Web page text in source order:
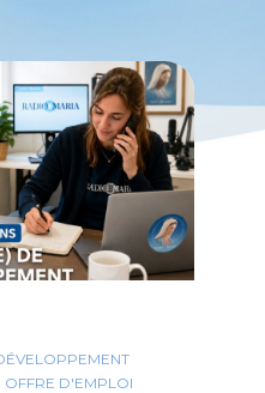
OFFRE D'EMPLOI